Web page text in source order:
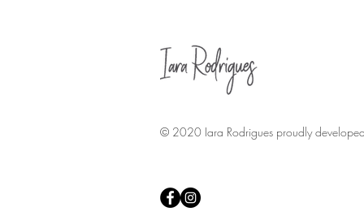
© 2020 Iara Rodrigues proudly